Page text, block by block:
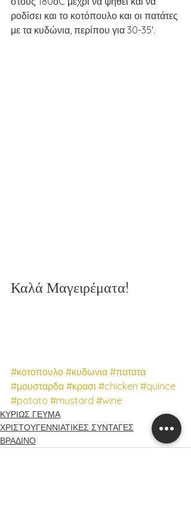
ροδίσει και το κοτόπουλο και οι πατάτες
με τα κυδώνια, περίπου για 30-35'.
Καλά Μαγειρέματα!
#κοτοπουλο #κυδωνια #πατατα
#μουσταρδα #κρασι #chicken #quince
#potato #mustard #wine
ΚΥΡΙΩΣ ΓΕΥΜΑ
ΧΡΙΣΤΟΥΓΕΝΝΙΑΤΙΚΕΣ ΣΥΝΤΑΓΕΣ
ΒΡΑΔΙΝΟ